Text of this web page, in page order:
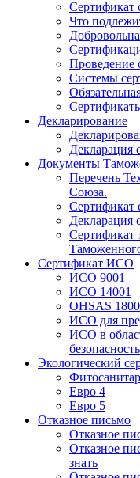
Сертификат
Что
Проведение
Системы
Декларирование
Декларация
Документы
Перечень
Союза.
Сертификат
Декларация
Сертификат
Сертификат ИСО
ИСО 9001
ИСО 14001
OHSAS
ИСО для
ИСО в
Экологический
Евро 4
Евро 5
Отказное письмо
Отказное
Отказное
знать